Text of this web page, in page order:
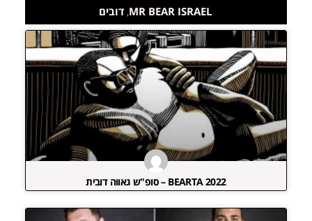
MR BEAR ISRAEL
, דובים
BEARTA 2022 – סופ"ש גאווה דובית